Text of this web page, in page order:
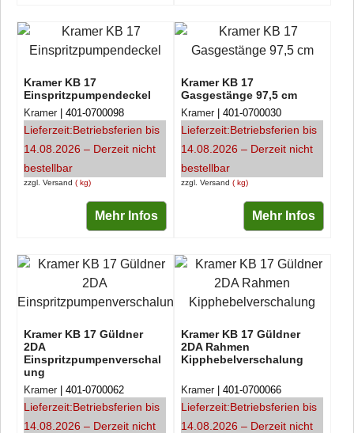
Kramer KB 17
Einspritzpumpendeckel
zzgl. Versand kg
Kramer 401-0700098
Lieferzeit:Betriebsferien bis
14.08.2026 – Derzeit nicht
bestellbar
Mehr Infos
Kramer KB 17
Gasgestänge 97,5 cm
zzgl. Versand kg
Kramer 401-0700030
Lieferzeit:Betriebsferien bis
14.08.2026 – Derzeit nicht
bestellbar
Mehr Infos
Kramer KB 17 Güldner
2DA
Einspritzpumpenverschal
ung
Kramer 401-0700062
Lieferzeit:Betriebsferien bis
14.08.2026 – Derzeit nicht
Kramer KB 17 Güldner
2DA Rahmen
Kipphebelverschalung
Kramer 401-0700066
Lieferzeit:Betriebsferien bis
14.08.2026 – Derzeit nicht